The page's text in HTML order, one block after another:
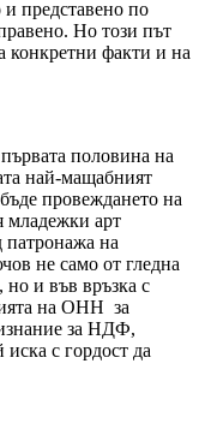
представено по
Но този път
конкретни факти и на
половина на
най-мащабният
провеждането на
младежки арт
патронажа на
не само от гледна
но и във връзка с
на ОНН за
за НДФ,
с гордост да